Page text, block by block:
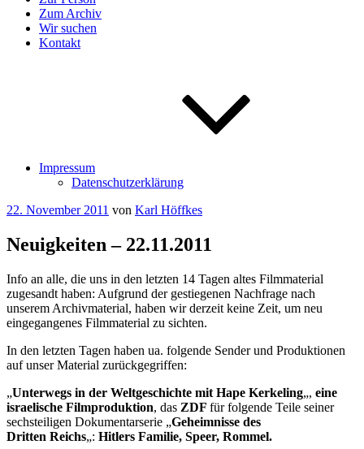
Zum Archiv
Wir suchen
Kontakt
Impressum
Datenschutzerklärung
Veröffentlicht
22. November 2011 von Karl Höffkes
Neuigkeiten – 22.11.2011
Info an alle, die uns in den letzten 14 Tagen altes Filmmaterial
zugesandt haben: Aufgrund der gestiegenen Nachfrage nach
unserem Archivmaterial, haben wir derzeit keine Zeit, um neu
eingegangenes Filmmaterial zu sichten.
In den letzten Tagen haben ua. folgende Sender und Produktionen
auf unser Material zurückgegriffen:
„Unterwegs in der Weltgeschichte mit Hape Kerkeling„, eine
israelische Filmproduktion, das ZDF für folgende Teile seiner
sechsteiligen Dokumentarserie „Geheimnisse des
Dritten Reichs„: Hitlers Familie, Speer, Rommel.